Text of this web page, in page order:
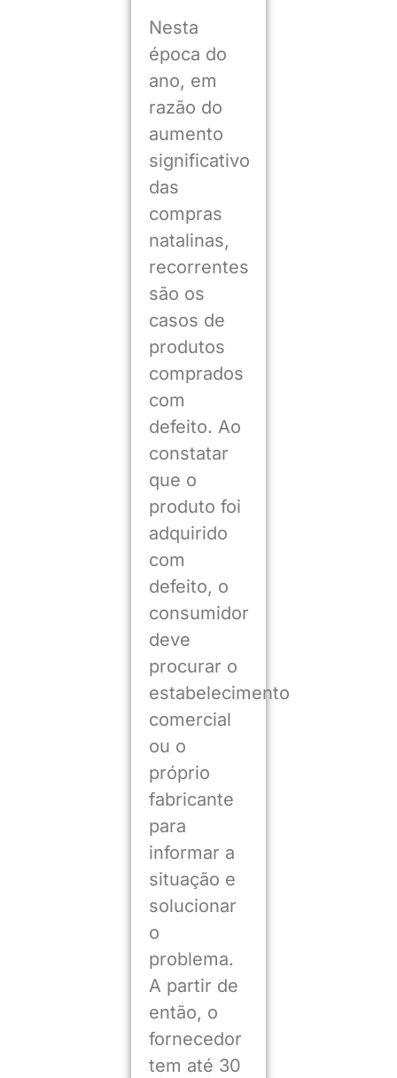
Nesta
época do
ano, em
razão do
aumento
significativo
das
compras
natalinas,
recorrentes
são os
casos de
produtos
comprados
com
defeito. Ao
constatar
que o
produto foi
adquirido
com
defeito, o
consumidor
deve
procurar o
estabelecimento
comercial
ou o
próprio
fabricante
para
informar a
situação e
solucionar
o
problema.
A partir de
então, o
fornecedor
tem até 30